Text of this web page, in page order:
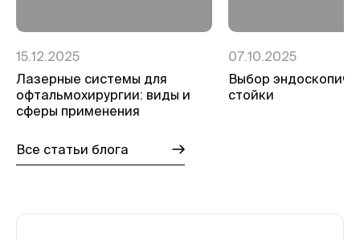
15.12.2025
Лазерные системы для
офтальмохирургии: виды и
сферы применения
07.10.2025
Выбор
стойки
Все статьи блога